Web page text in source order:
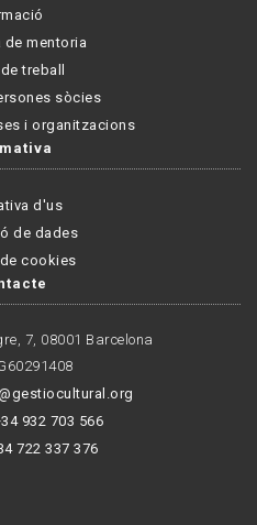
de mentoria
treball
sòcies
i organitzacions
d'us
de dades
cookies
7, 08001 Barcelona
932 703 566
722 337 376